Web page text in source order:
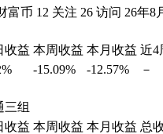
富币 12 关注 26 访问 26年8
收益 本周收益 本月收益 近4
-15.09% -12.57%
－
组
收益 本周收益 本月收益 总